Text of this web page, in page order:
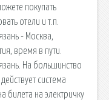
покупать
отели и т.п.
- Москва,
время в пути.
На большинство
система
билета на электричку